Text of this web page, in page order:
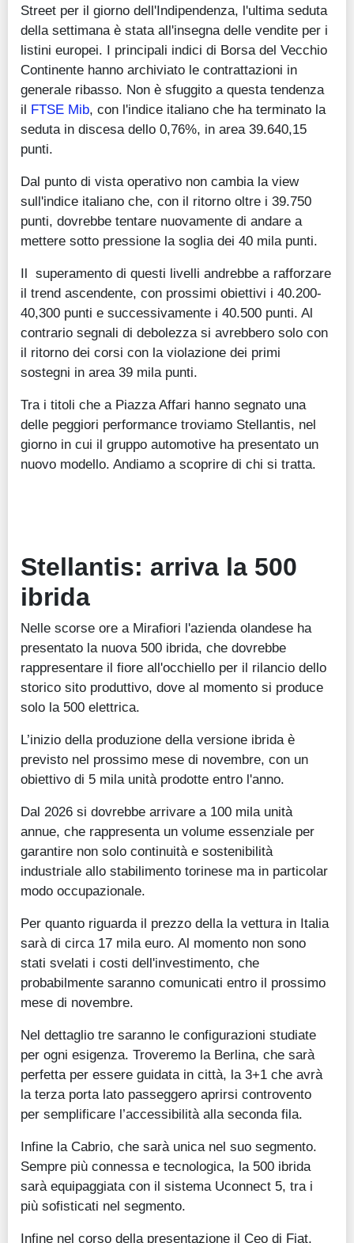
Street per il giorno dell'Indipendenza, l'ultima seduta
della settimana è stata all'insegna delle vendite per i
listini europei. I principali indici di Borsa del Vecchio
Continente hanno archiviato le contrattazioni in
generale ribasso. Non è sfuggito a questa tendenza
il FTSE Mib, con l'indice italiano che ha terminato la
seduta in discesa dello 0,76%, in area 39.640,15
punti.
Dal punto di vista operativo non cambia la view
sull'indice italiano che, con il ritorno oltre i 39.750
punti, dovrebbe tentare nuovamente di andare a
mettere sotto pressione la soglia dei 40 mila punti.
Il superamento di questi livelli andrebbe a rafforzare
il trend ascendente, con prossimi obiettivi i 40.200-
40,300 punti e successivamente i 40.500 punti. Al
contrario segnali di debolezza si avrebbero solo con
il ritorno dei corsi con la violazione dei primi
sostegni in area 39 mila punti.
Tra i titoli che a Piazza Affari hanno segnato una
delle peggiori performance troviamo Stellantis, nel
giorno in cui il gruppo automotive ha presentato un
nuovo modello. Andiamo a scoprire di chi si tratta.
Stellantis: arriva la 500
ibrida
Nelle scorse ore a Mirafiori l'azienda olandese ha
presentato la nuova 500 ibrida, che dovrebbe
rappresentare il fiore all'occhiello per il rilancio dello
storico sito produttivo, dove al momento si produce
solo la 500 elettrica.
L’inizio della produzione della versione ibrida è
previsto nel prossimo mese di novembre, con un
obiettivo di 5 mila unità prodotte entro l'anno.
Dal 2026 si dovrebbe arrivare a 100 mila unità
annue, che rappresenta un volume essenziale per
garantire non solo continuità e sostenibilità
industriale allo stabilimento torinese ma in particolar
modo occupazionale.
Per quanto riguarda il prezzo della la vettura in Italia
sarà di circa 17 mila euro. Al momento non sono
stati svelati i costi dell'investimento, che
probabilmente saranno comunicati entro il prossimo
mese di novembre.
Nel dettaglio tre saranno le configurazioni studiate
per ogni esigenza. Troveremo la Berlina, che sarà
perfetta per essere guidata in città, la 3+1 che avrà
la terza porta lato passeggero aprirsi controvento
per semplificare l’accessibilità alla seconda fila.
Infine la Cabrio, che sarà unica nel suo segmento.
Sempre più connessa e tecnologica, la 500 ibrida
sarà equipaggiata con il sistema Uconnect 5, tra i
più sofisticati nel segmento.
Infine nel corso della presentazione il Ceo di Fiat,